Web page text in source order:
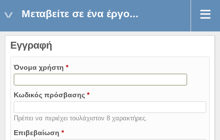
Μεταβείτε σε ένα έργο...
Εγγραφή
Όνομα χρήστη *
Κωδικός πρόσβασης *
Πρέπει να περιέχει τουλάχιστον 8 χαρακτήρες.
Επιβεβαίωση *